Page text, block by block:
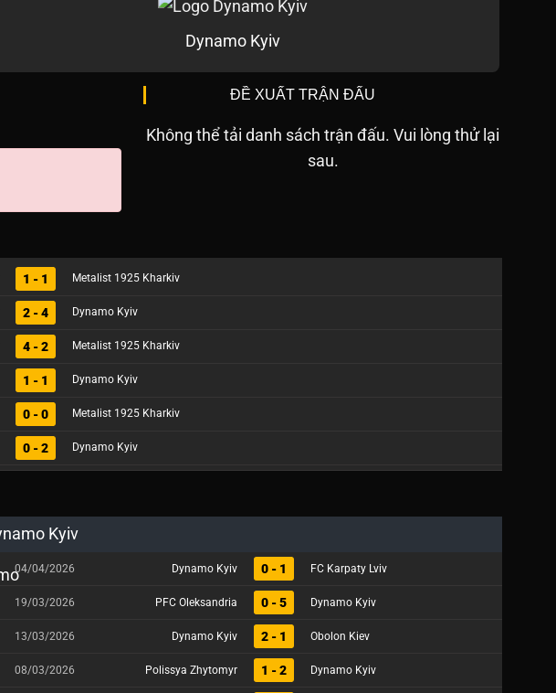
Dynamo Kyiv
ĐỀ XUẤT TRẬN ĐẤU
Không thể tải danh sách trận đấu. Vui lòng thử lại
sau.
1 - 1 Metalist 1925 Kharkiv
2 - 4 Dynamo Kyiv
4 - 2 Metalist 1925 Kharkiv
1 - 1 Dynamo Kyiv
0 - 0 Metalist 1925 Kharkiv
0 - 2 Dynamo Kyiv
Kyiv
04/04/2026 Dynamo Kyiv 0 - 1 FC Karpaty Lviv
19/03/2026 PFC Oleksandria 0 - 5 Dynamo Kyiv
13/03/2026 Dynamo Kyiv 2 - 1 Obolon Kiev
08/03/2026 Polissya Zhytomyr 1 - 2 Dynamo Kyiv